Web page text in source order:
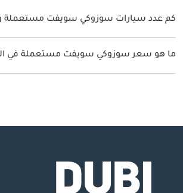
كم عدد سيارات سوزوكي سويفت مستعملة
2 سيارة سوزوكي سويفت مستعملة متوفرة للبيع في الشارقة.
ما هو سعر سوزوكي سويفت مستعملة في
يبدأ سعر سيارة سوزوكي سويفت مستعملة في